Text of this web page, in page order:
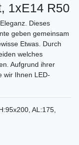
1xE14 R50
Dieses
geben gemeinsam
Etwas. Durch
welches
Aufgrund ihrer
wir Ihnen LED-
AL:175,